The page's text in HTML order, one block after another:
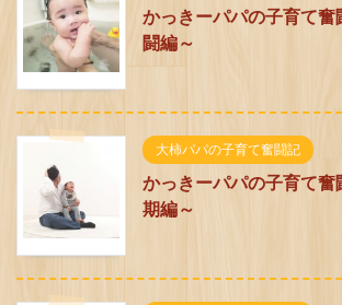
かっきーパパの子育て奮
闘編～
大柿パパの子育て奮闘記
かっきーパパの子育て奮
期編～